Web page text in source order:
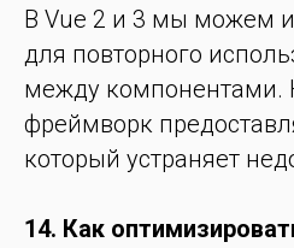
В Vue 2 и 3 мы можем
для повторного
между компонентами.
фреймворк
который устраняет
14. Как